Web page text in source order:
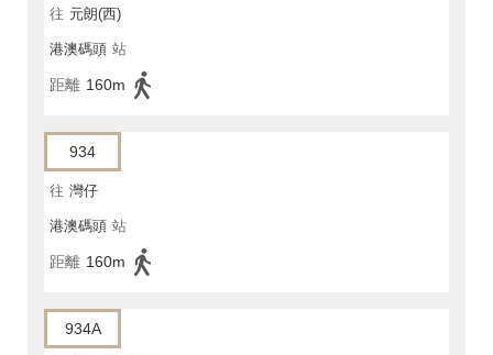
往 元朗(西)
港澳碼頭 站
距離 160m
934
往 灣仔
港澳碼頭 站
距離 160m
934A